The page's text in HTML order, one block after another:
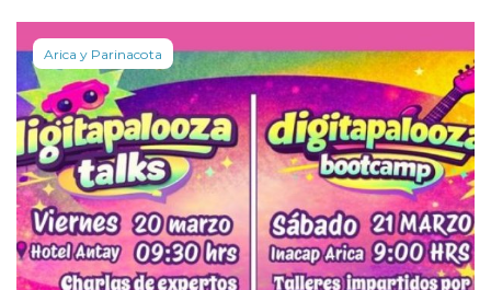
Arica y Parinacota